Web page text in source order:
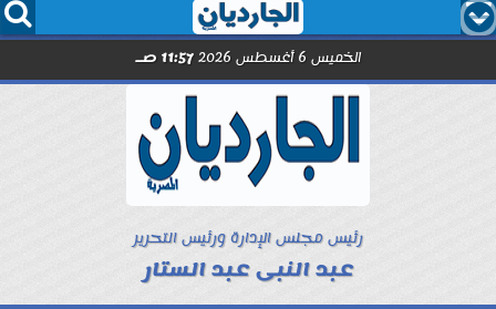
  
الخميس 6 أغسطس 2026 11:57 صـ
رئيس مجلس الإدارة ورئيس التحرير
عبد النبى عبد الستار